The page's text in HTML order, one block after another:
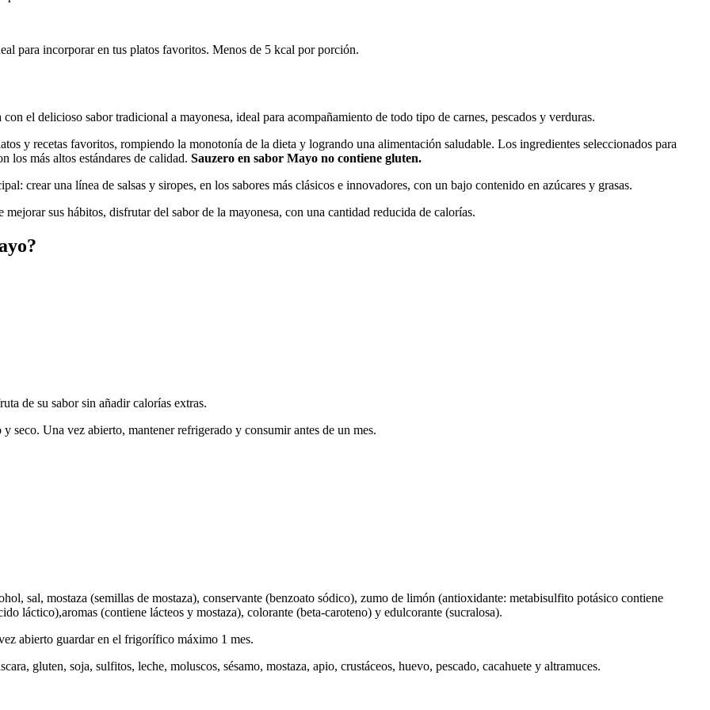
para incorporar en tus platos favoritos. Menos de 5 kcal por porción.
el delicioso sabor tradicional a mayonesa, ideal para acompañamiento de todo tipo de carnes, pescados y verduras.
y recetas favoritos, rompiendo la monotonía de la dieta y logrando una alimentación saludable. Los ingredientes seleccionados para
los más altos estándares de calidad. Sauzero en sabor Mayo no contiene gluten.
crear una línea de salsas y siropes, en los sabores más clásicos e innovadores, con un bajo contenido en azúcares y grasas.
sus hábitos, disfrutar del sabor de la mayonesa, con una cantidad reducida de calorías.
de su sabor sin añadir calorías extras.
seco. Una vez abierto, mantener refrigerado y consumir antes de un mes.
sal, mostaza (semillas de mostaza), conservante (benzoato sódico), zumo de limón (antioxidante: metabisulfito potásico contiene
láctico),aromas (contiene lácteos y mostaza), colorante (beta-caroteno) y edulcorante (sucralosa).
abierto guardar en el frigorífico máximo 1 mes.
gluten, soja, sulfitos, leche, moluscos, sésamo, mostaza, apio, crustáceos, huevo, pescado, cacahuete y altramuces.